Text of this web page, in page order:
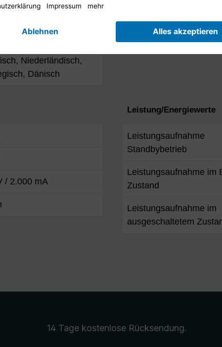
Deutsch,
Niederländisch,
Dänisch
Bluetooth
/ 2.000 mA
Leistung/Energiewerte
Leistungsaufnahme
Standbybetrieb
Leistungsaufnahme im
Zustand
Leistungsaufnahme im
ausgeschaltetem
14 Tage kostenlose Rücksendung.